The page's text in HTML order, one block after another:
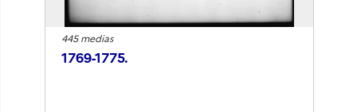
445 medias
1769-1775.